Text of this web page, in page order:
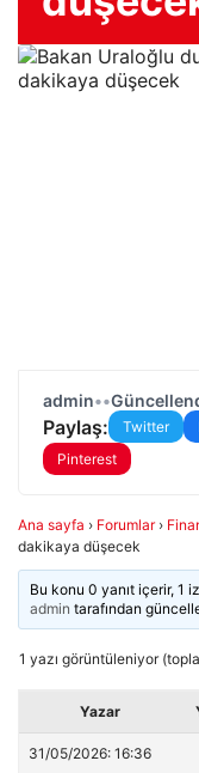
admin••
Paylaş: Twitter
Pinterest
Ana sayfa › Forumlar ›
dakikaya düşecek
Bu konu 0 yanıt içerir, 1
admin tarafından
1 yazı görüntüleniyor
Yazar
31/05/2026: 16:36